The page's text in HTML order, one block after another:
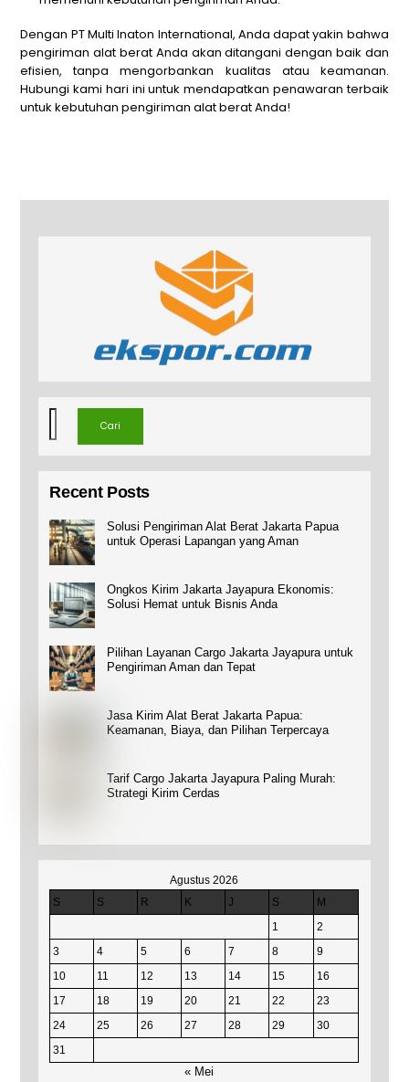
Dengan PT Multi Inaton International, Anda dapat yakin bahwa
pengiriman alat berat Anda akan ditangani dengan baik dan
efisien, tanpa mengorbankan kualitas atau keamanan.
Hubungi kami hari ini untuk mendapatkan penawaran terbaik
untuk kebutuhan pengiriman alat berat Anda!
Cari
Recent Posts
Solusi Pengiriman Alat Berat Jakarta Papua
untuk Operasi Lapangan yang Aman
Ongkos Kirim Jakarta Jayapura Ekonomis:
Solusi Hemat untuk Bisnis Anda
Pilihan Layanan Cargo Jakarta Jayapura untuk
Pengiriman Aman dan Tepat
Jasa Kirim Alat Berat Jakarta Papua:
Keamanan, Biaya, dan Pilihan Terpercaya
Tarif Cargo Jakarta Jayapura Paling Murah:
Strategi Kirim Cerdas
Agustus 2026
S
S R K J S
M
1
2
3
4 5 6 7 8
9
10
11 12 13 14 15
16
17
18 19 20 21 22
23
24
25 26 27 28 29
30
31
« Mei